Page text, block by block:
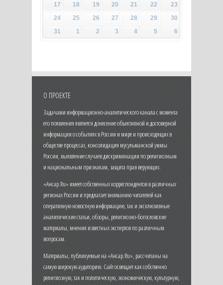
17
18 19 20 21 22
23
24
25 26 27 28 29
30
31
1 2 3 4 5 6
О ПРОЕКТЕ
Задачами информационно-аналитического канала с момента
его появления является донесение объективной и достоверной
информации о событиях в России и мире и происходящих в
обществе процессах, консолидация мусульманской уммы
России, выявление случаев дискриминации по религиозным
и национальным признакам, защита прав верующих.
«Ансар.Ru» имеет собственных корреспондентов в различных
регионах России и предлагает вниманию читателей как
оперативную новостную информацию, так и эксклюзивные
аналитические статьи, обзоры, религиозно-богословские
материалы, мнения известных экспертов по различным
вопросам.
Материалы, публикуемые на «Ансар.Ru», рассчитаны на
самую широкую аудиторию. Сайт освещает как собственно
религиозную, так и политическую, экономическую, культурную,